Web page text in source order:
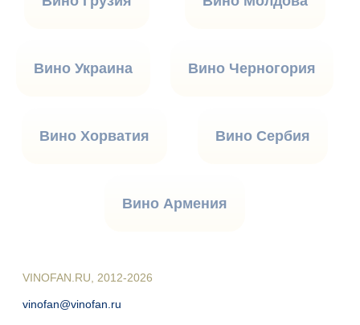
Вино Украина Вино Черногория
Вино Хорватия Вино Сербия
Вино Армения
VINOFAN.RU, 2012-2026
vinofan@vinofan.ru